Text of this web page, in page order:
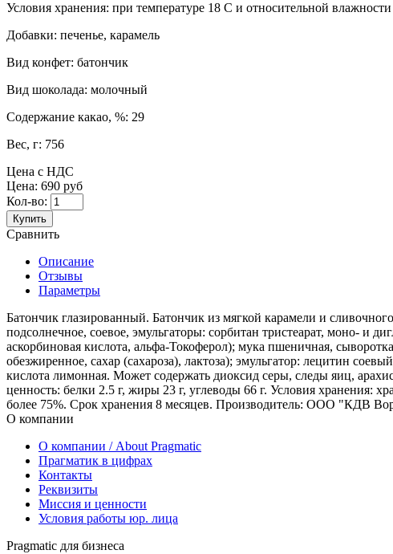
Условия хранения: при температуре 18 С и относительной влажности
Добавки: печенье, карамель
Вид конфет: батончик
Вид шоколада: молочный
Содержание какао, %: 29
Вес, г: 756
Цена с НДС
Цена: 690 руб
Кол-во:
Купить
Сравнить
Описание
Отзывы
Параметры
Батончик глазированный. Батончик из мягкой карамели и
подсолнечное, соевое, эмульгаторы: сорбитан тристеарат, моно- и
аскорбиновая кислота, альфа-Токоферол); мука пшеничная,
обезжиренное, сахар (сахароза), лактоза); эмульгатор: лецитин
кислота лимонная. Может содержать диоксид серы, следы яиц,
ценность: белки 2.5 г, жиры 23 г, углеводы 66 г. Условия хранения:
более 75%. Срок хранения 8 месяцев. Производитель: ООО "КДВ
О компании
О компании / About Pragmatic
Прагматик в цифрах
Контакты
Реквизиты
Миссия и ценности
Условия работы юр. лица
Pragmatic для бизнеса